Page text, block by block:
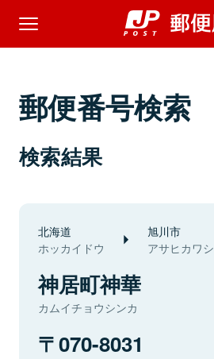
郵便番号検索
検索結果
北海道
ホッカイドウ
旭川市
アサヒカワシ
神居町神華
カムイチョウシンカ
070-8031